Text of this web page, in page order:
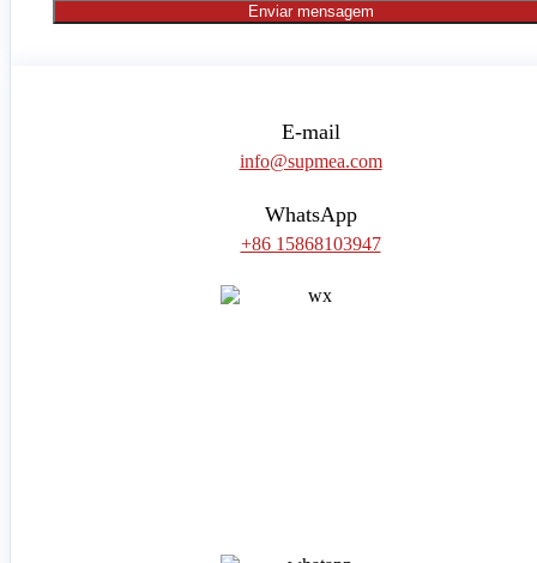
Enviar mensagem
E-mail
info@supmea.com
WhatsApp
+86 15868103947